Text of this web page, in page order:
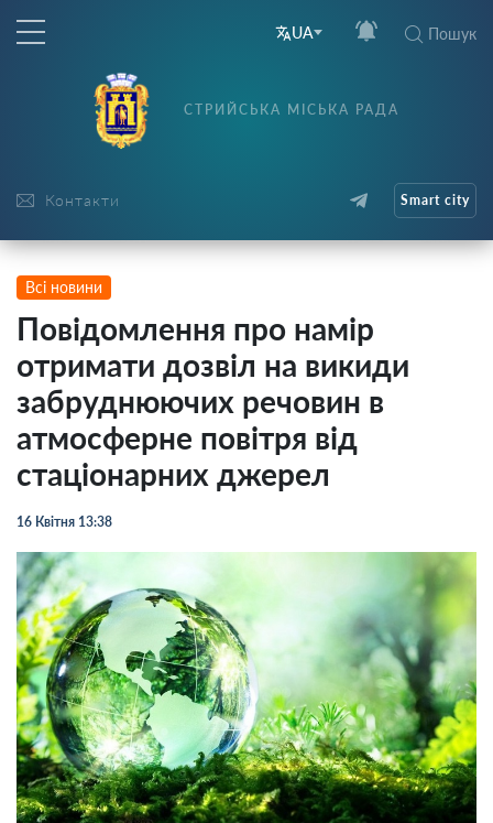
UA Пошук
Контакти
СТРИЙСЬКА МІСЬКА РАДА
Smart city
Всі новини
Повідомлення про намір
отримати дозвіл на викиди
забруднюючих речовин в
атмосферне повітря від
стаціонарних джерел
16 Квітня 13:38